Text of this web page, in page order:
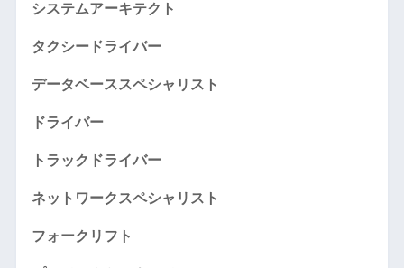
システムアーキテクト
タクシードライバー
データベーススペシャリスト
ドライバー
トラックドライバー
ネットワークスペシャリスト
フォークリフト